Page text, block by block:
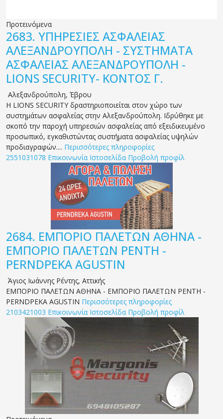
Προτεινόμενα
2683. ΥΠΗΡΕΣΙΕΣ ΑΣΦΑΛΕΙΑΣ
ΑΛΕΞΑΝΔΡΟΥΠΟΛΗ - ΣΥΣΤΗΜΑΤΑ
ΑΣΦΑΛΕΙΑΣ ΑΛΕΞΑΝΔΡΟΥΠΟΛΗ -
LIONS SECURITY- ΚΟΝΤΟΣ Γ.
Αλεξανδρούπολη, Έβρου
Η LIONS SECURITY δραστηριοποιείται στον χώρο των
συστημάτων ασφαλείας στην Αλεξανδρούπολη. Ιδρύθηκε με
σκοπό την παροχή υπηρεσιών ασφαλείας από εξειδικευμένο
προσωπικό, εγκαθιστώντας συστήματα ασφαλείας υψηλών
προδιαγραφών.... Περισσότερες πληροφορίες
2551031078 Επικοινωνία Ιστοσελίδα Προβολή προφίλ
2684. ΕΜΠΟΡΙΟ ΠΑΛΕΤΩΝ ΑΘΗΝΑ -
ΕΜΠΟΡΙΟ ΠΑΛΕΤΩΝ ΡΕΝΤΗ -
PERNDPEKA AGUSTIN
Άγιος Ιωάννης Ρέντης, Αττικής
ΕΜΠΟΡΙΟ ΠΑΛΕΤΩΝ ΑΘΗΝΑ - ΕΜΠΟΡΙΟ ΠΑΛΕΤΩΝ ΡΕΝΤΗ -
PERNDPEKA AGUSTIN Περισσότερες πληροφορίες
2103421003 Επικοινωνία Ιστοσελίδα Προβολή προφίλ